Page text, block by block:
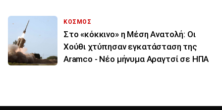
ΚΟΣΜΟΣ
Στο «κόκκινο» η Μέση Ανατολή: Οι
Χούθι χτύπησαν εγκατάσταση της
Aramco - Νέο μήνυμα Αραγτσί σε ΗΠΑ